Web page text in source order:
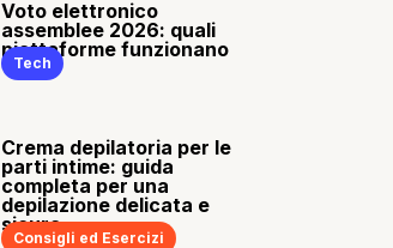
Voto elettronico
assemblee 2026: quali
piattaforme funzionano
Tech
Crema depilatoria per le
parti intime: guida
completa per una
depilazione delicata e
sicura
Consigli ed Esercizi